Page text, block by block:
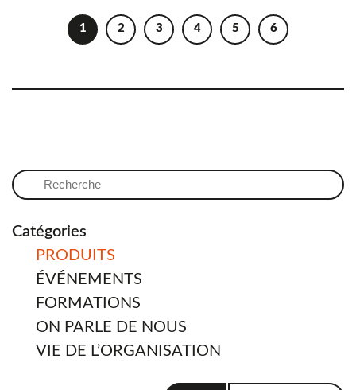
1 2 3 4 5 6
Catégories
PRODUITS
ÉVÉNEMENTS
FORMATIONS
ON PARLE DE NOUS
VIE DE L’ORGANISATION